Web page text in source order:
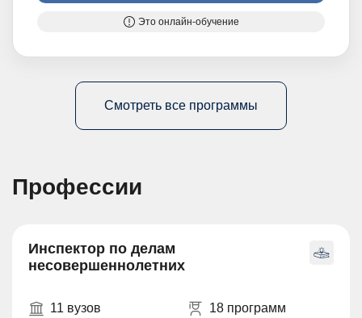
Это онлайн-обучение
Смотреть все программы
Профессии
Инспектор по делам
несовершеннолетних
11 вузов 18 программ